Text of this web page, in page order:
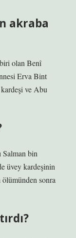
akraba
olan Benî
Erva Bint
ve Abu
Salman bin
üvey kardeşinin
sonra